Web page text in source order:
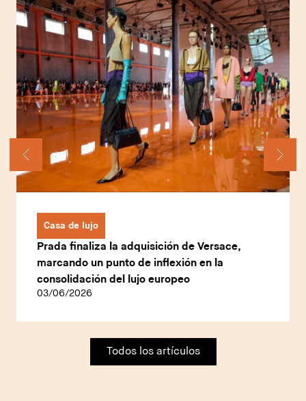
Casa de lujo
Prada finaliza la adquisición de Versace,
marcando un punto de inflexión en la
consolidación del lujo europeo
03/06/2026
Todos los artículos